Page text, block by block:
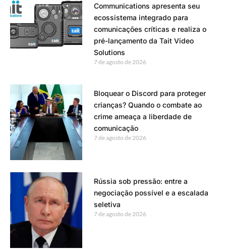
Communications apresenta seu
ecossistema integrado para
comunicações críticas e realiza o
pré-lançamento da Tait Video
Solutions
7 de agosto de 2026
Bloquear o Discord para proteger
crianças? Quando o combate ao
crime ameaça a liberdade de
comunicação
7 de agosto de 2026
Rússia sob pressão: entre a
negociação possível e a escalada
seletiva
7 de agosto de 2026